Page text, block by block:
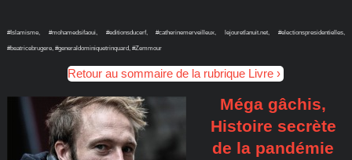
#Islamisme, #mohamedsifaoui, #editionsducerf, #catherinemerveilleux, lejouretlanuit.net, #electionspresidentielles,
#beatricebrugere, #generaldominiquetrinquard, #Zemmour
Retour au sommaire de la rubrique Livre
Méga gâchis,
Histoire secrète
de la pandémie